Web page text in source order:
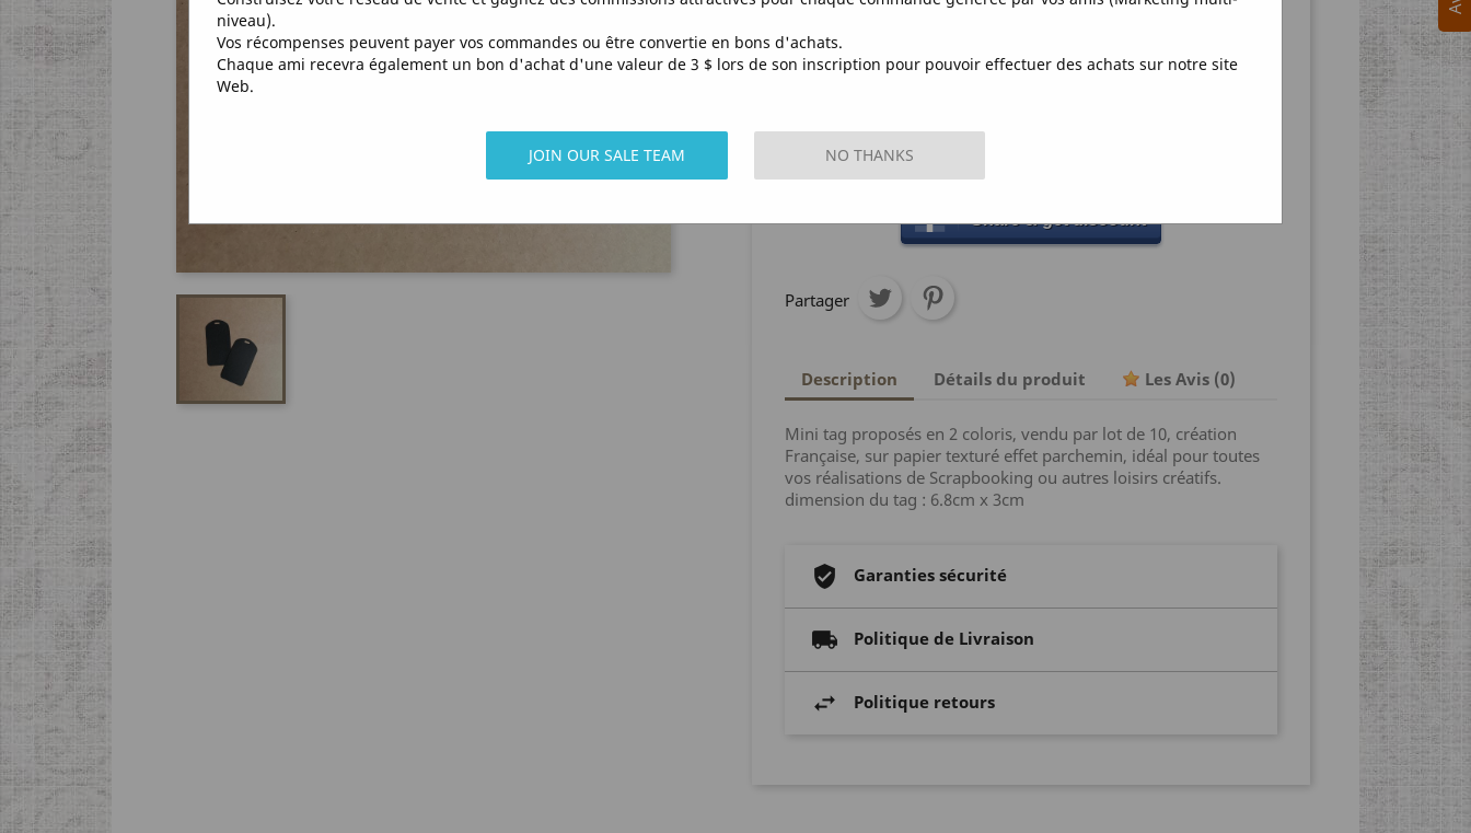
Quantité
En Stock
Share & get discount
Partager
Description Détails du produit Les Avis (0)
Mini tag proposés en 2 coloris, vendu par lot de 10, création
Française, sur papier texturé effet parchemin, idéal pour toutes
vos réalisations de Scrapbooking ou autres loisirs créatifs.
dimension du tag : 6.8cm x 3cm
Garanties sécurité
Politique de Livraison
Politique retours
niveau).
Vos récompenses peuvent payer vos commandes ou être convertie en bons d'achats.
Chaque ami recevra également un bon d'achat d'une valeur de 3 $ lors de son inscription pour pouvoir effectuer des achats sur notre site
Web.
JOIN OUR SALE TEAM NO THANKS